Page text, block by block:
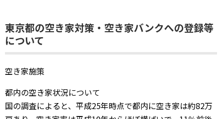
東京都の空き家対策・空き家バンクへの登録等
について
空き家施策
都内の空き家状況について
国の調査によると、平成25年時点で都内に空き家は約82万